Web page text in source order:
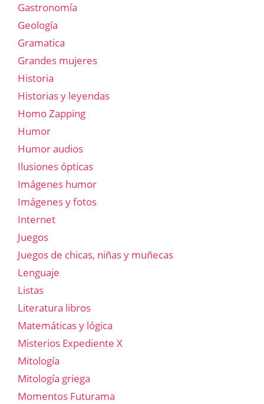
Gastronomía
Geología
Gramatica
Grandes mujeres
Historia
Historias y leyendas
Homo Zapping
Humor
Humor audios
Ilusiones ópticas
Imágenes humor
Imágenes y fotos
Internet
Juegos
Juegos de chicas, niñas y muñecas
Lenguaje
Listas
Literatura libros
Matemáticas y lógica
Misterios Expediente X
Mitología
Mitología griega
Momentos Futurama